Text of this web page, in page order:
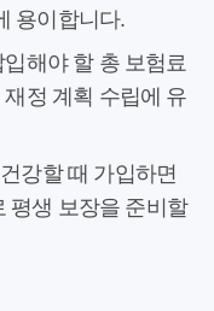
용이합니다.
입해야 할 총 보험료
정 계획 수립에 유
강할 때 가입하면
평생 보장을 준비할